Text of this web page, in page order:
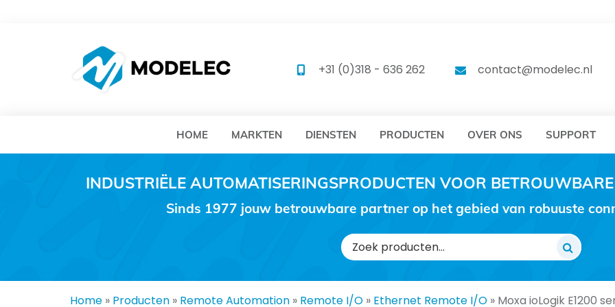
MODELEC MODELEC
+31 (0)318 - 636 262 contact@modelec.nl
HOME MARKTEN DIENSTEN PRODUCTEN OVER ONS SUPPORT
INDUSTRIËLE AUTOMATISERINGSPRODUCTEN VOOR
Sinds 1977 jouw betrouwbare partner op het gebied van robuuste
Zoeken
naar:
Home » Producten » Remote Automation » Remote I/O » Ethernet Remote I/O » Moxa ioLogik E1200